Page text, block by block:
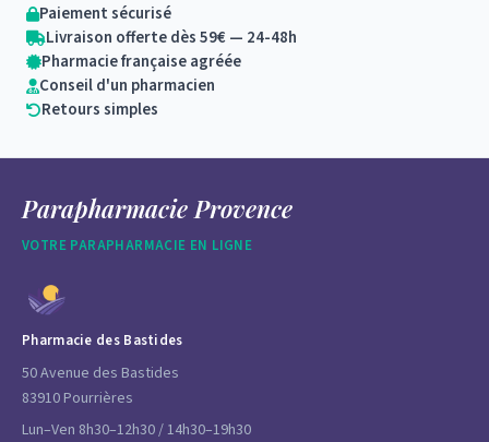
Paiement sécurisé
Livraison offerte dès 59€ — 24-48h
Pharmacie française agréée
Conseil d'un pharmacien
Retours simples
Parapharmacie Provence
VOTRE PARAPHARMACIE EN LIGNE
Pharmacie des Bastides
50 Avenue des Bastides
83910 Pourrières
Lun–Ven 8h30–12h30 / 14h30–19h30